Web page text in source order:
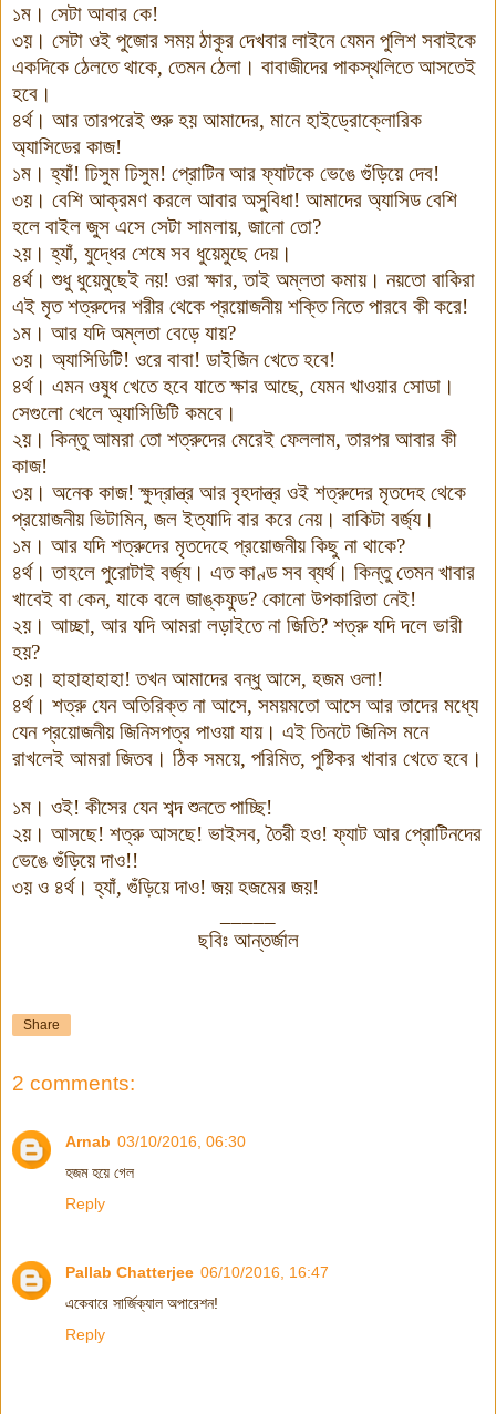
১ম । সেটা আবার কে!
৩য়। সেটা ওই পুজোর সময় ঠাকুর দেখবার লাইনে যেমন পুলিশ সবাইকে
একদিকে ঠেলতে থাকে, তেমন ঠেলা । বাবাজীদের পাকস্থলিতে আসতেই
হবে ।
৪র্থ। আর তারপরেই শুরু হয় আমাদের, মানে হাইড্রোক্লোরিক
অ্যাসিডের কাজ!
১ম । হ্যাঁ! ঢিসুম ঢিসুম! প্রোটিন আর ফ্যাটকে ভেঙে গুঁড়িয়ে দেব!
৩য়। বেশি আক্রমণ করলে আবার অসুবিধা! আমাদের অ্যাসিড বেশি
হলে বাইল জুস এসে সেটা সামলায়, জানো তো?
২য়। হ্যাঁ, যুদ্ধের শেষে সব ধুয়েমুছে দেয়।
৪র্থ। শুধু ধুয়েমুছেই নয়! ওরা ক্ষার,তাই অম্লতা কমায়। নয়তো বাকিরা
এই মৃত শত্রুদের শরীর থেকে প্রয়োজনীয় শক্তি নিতে পারবে কী করে!
১ম । আর যদি অম্লতা বেড়ে যায়?
৩য়। অ্যাসিডিটি! ওরে বাবা! ডাইজিন খেতে হবে!
৪র্থ। এমন ওষুধ খেতে হবে যাতে ক্ষার আছে, যেমন খাওয়ার সোডা ।
সেগুলো খেলে অ্যাসিডিটি কমবে ।
২য়। কিন্তু আমরা তো শত্রুদের মেরেই ফেললাম,তারপর আবার কী
কাজ!
৩য়। অনেক কাজ!ক্ষুদ্রান্ত্র আর বৃহদান্ত্র ওই শত্রুদের মৃতদেহ থেকে
প্রয়োজনীয় ভিটামিন, জল ইত্যাদি বার করে নেয়। বাকিটা বর্জ্য।
১ম । আর যদি শত্রুদের মৃতদেহে প্রয়োজনীয় কিছু না থাকে?
৪র্থ। তাহলে পুরোটাই বর্জ্য। এত কাণ্ড সব ব্যর্থ। কিন্তু তেমন খাবার
খাবেই বা কেন, যাকে বলে জাঙ্কফুড? কোনো উপকারিতা নেই!
২য়। আচ্ছা, আর যদি আমরা লড়াইতে না জিতি? শত্রু যদি দলে ভারী
হয়?
৩য়। হাহাহাহাহা!তখন আমাদের বন্ধু আসে, হজম ওলা!
৪র্থ। শত্রু যেন অতিরিক্ত না আসে, সময়মতো আসে আর তাদের মধ্যে
যেন প্রয়োজনীয় জিনিসপত্র পাওয়া যায়। এই তিনটে জিনিস মনে
রাখলেই আমরা জিতব । ঠিক সময়ে, পরিমিত, পুষ্টিকর খাবার খেতে হবে ।
১ম । ওই! কীসের যেন শব্দ শুনতে পাচ্ছি!
২য়। আসছে! শত্রু আসছে! ভাইসব,তৈরী হও!ফ্যাট আর প্রোটিনদের
ভেঙে গুঁড়িয়ে দাও!!
৩য় ও ৪র্থ। হ্যাঁ, গুঁড়িয়ে দাও! জয় হজমের জয়!
ছবিঃ আন্তর্জাল
Share
2 comments:
Arnab 03/10/2016, 06:30
হজম হয়ে গেল
Reply
Pallab Chatterjee 06/10/2016, 16:47
একেবারে সার্জিক্যাল অপারেশন!
Reply